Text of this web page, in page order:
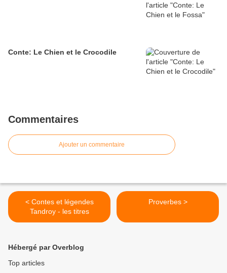
Conte: Le Chien et le Crocodile
Commentaires
Ajouter un commentaire
< Contes et légendes
Tandroy - les titres
Proverbes >
Hébergé par Overblog
Top articles